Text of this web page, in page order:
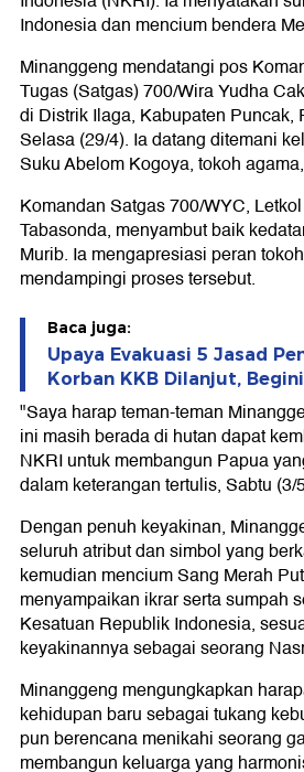
Indonesia dan mencium bendera
Minanggeng mendatangi pos
Tugas (Satgas) 700/Wira Yudha
di Distrik Ilaga, Kabupaten Puncak,
Selasa (29/4). Ia datang ditemani
Suku Abelom Kogoya, tokoh
Komandan Satgas 700/WYC,
Tabasonda, menyambut baik
Murib. Ia mengapresiasi peran
mendampingi proses tersebut.
Baca juga:
Upaya Evakuasi 5 Jasad
Korban KKB Dilanjut,
"Saya harap teman-teman
ini masih berada di hutan dapat
NKRI untuk membangun Papua
dalam keterangan tertulis, Sabtu (3/
Dengan penuh keyakinan,
seluruh atribut dan simbol yang
kemudian mencium Sang Merah
menyampaikan ikrar serta sumpah
Kesatuan Republik Indonesia,
keyakinannya sebagai seorang
Minanggeng mengungkapkan
kehidupan baru sebagai tukang
pun berencana menikahi seorang
membangun keluarga yang